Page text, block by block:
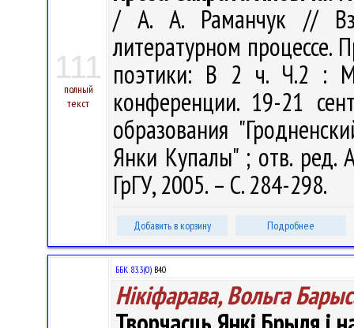
111
полный
текст
/ А. А. Раманчук //
литературном процессе.
поэтики: В 2 ч. Ч.2 :
конференции. 19-21
образования
Янки Купалы" ; отв. ред.
ГрГУ, 2005. – С. 284-298.
Добавить в корзину Подробнее
ББК 83.3(0) В40
Нікіфарава, Вольга